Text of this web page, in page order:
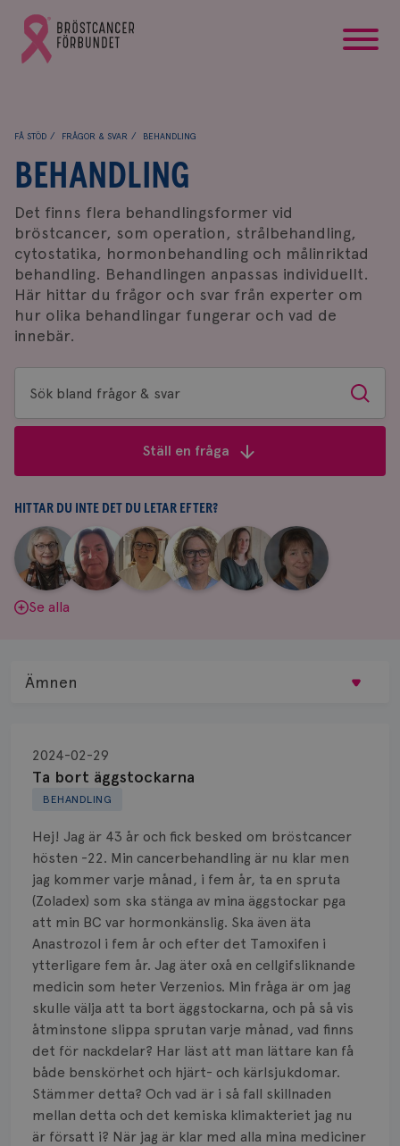
Gå
till
Bröstcancerförbundets
FÅ STÖD FRÅGOR & SVAR BEHANDLING
BEHANDLING
Det finns flera behandlingsformer vid
bröstcancer, som operation, strålbehandling,
cytostatika, hormonbehandling och målinriktad
behandling. Behandlingen anpassas individuellt.
Här hittar du frågor och svar från experter om
hur olika behandlingar fungerar och vad de
innebär.
Sök
bland
&
svar
Sök
Ställ en fråga
HITTAR DU INTE DET DU LETAR EFTER?
Aina
Johnsson
|
Anne
Andersson
Fredrika
Killander
|
Jeanette
Bäcklund
|
Maria
Edegran
|
Yvette
Andersson
Se alla
BEHANDLING
Ta bort äggstockarna
2024-02-29
Hej! Jag är 43 år och fick besked om bröstcancer
hösten -22. Min cancerbehandling är nu klar men
jag kommer varje månad, i fem år, ta en spruta
(Zoladex) som ska stänga av mina äggstockar pga
att min BC var hormonkänslig. Ska även äta
Anastrozol i fem år och efter det Tamoxifen i
ytterligare fem år. Jag äter oxå en cellgifsliknande
medicin som heter Verzenios. Min fråga är om jag
skulle välja att ta bort äggstockarna, och på så vis
åtminstone slippa sprutan varje månad, vad finns
det för nackdelar? Har läst att man lättare kan få
både benskörhet och hjärt- och kärlsjukdomar.
Stämmer detta? Och vad är i så fall skillnaden
mellan detta och det kemiska klimakteriet jag nu
är försatt i? När jag är klar med alla mina mediciner
Ämnen
Biopsi
Biverkningar
Bröstvårta
Knöl
Läkemedel
Typ av bröstcancer
Smärta
Prognos
Risker
Spridd bröstcancer